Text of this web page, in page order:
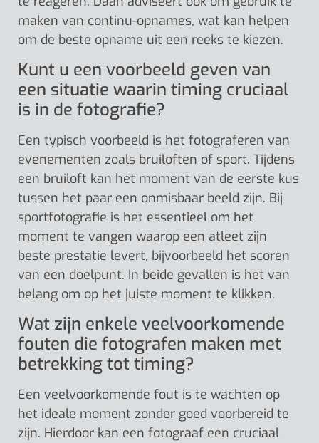
maken van continu-opnames, wat kan helpen
om de beste opname uit een reeks te kiezen.
Kunt u een voorbeeld geven van
een situatie waarin timing cruciaal
is in de fotografie?
Een typisch voorbeeld is het fotograferen van
evenementen zoals bruiloften of sport. Tijdens
een bruiloft kan het moment van de eerste kus
tussen het paar een onmisbaar beeld zijn. Bij
sportfotografie is het essentieel om het
moment te vangen waarop een atleet zijn
beste prestatie levert, bijvoorbeeld het scoren
van een doelpunt. In beide gevallen is het van
belang om op het juiste moment te klikken.
Wat zijn enkele veelvoorkomende
fouten die fotografen maken met
betrekking tot timing?
Een veelvoorkomende fout is te wachten op
het ideale moment zonder goed voorbereid te
zijn. Hierdoor kan een fotograaf een cruciaal